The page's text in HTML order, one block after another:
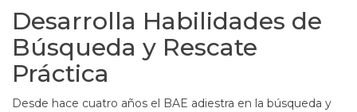
Desarrolla Habilidades de
Búsqueda y Rescate
Práctica
Desde hace cuatro años el BAE adiestra en la búsqueda y